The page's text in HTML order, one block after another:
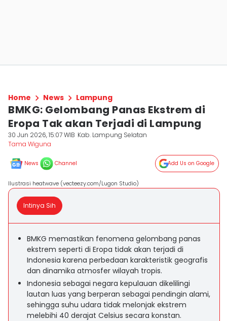
Home News Lampung
BMKG: Gelombang Panas Ekstrem di
Eropa Tak akan Terjadi di Lampung
30 Jun 2026, 15:07 WIB Kab. Lampung Selatan
Tama Wiguna
News Channel Add Us on Google
Ilustrasi heatwave (vecteezy.com/Lugon Studio)
Intinya Sih
BMKG memastikan fenomena gelombang panas
ekstrem seperti di Eropa tidak akan terjadi di
Indonesia karena perbedaan karakteristik geografis
dan dinamika atmosfer wilayah tropis.
Indonesia sebagai negara kepulauan dikelilingi
lautan luas yang berperan sebagai pendingin alami,
sehingga suhu udara tidak melonjak ekstrem
melebihi 40 derajat Celsius secara konstan.